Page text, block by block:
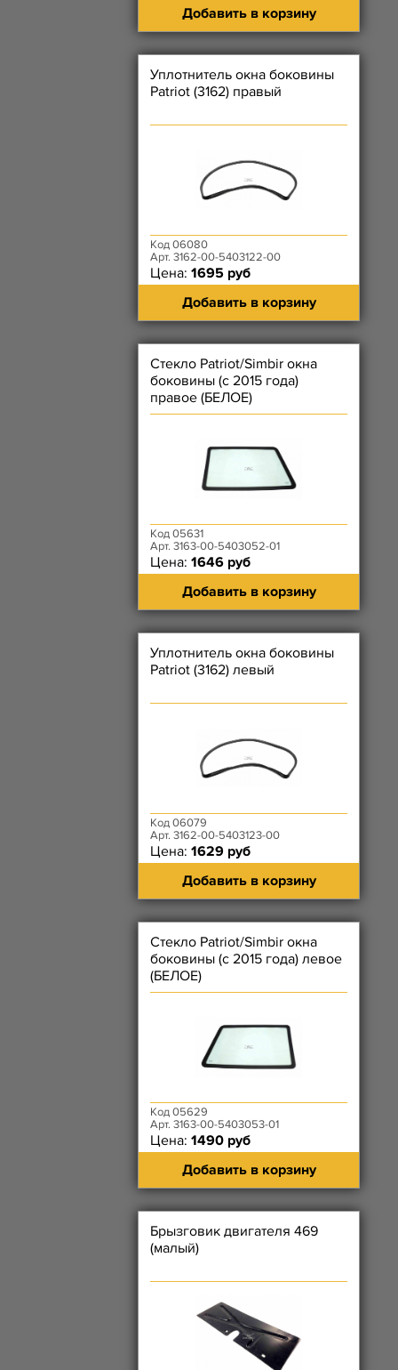
Добавить в корзину
Уплотнитель окна боковины
Patriot (3162) правый
Код 06080
Арт. 3162-00-5403122-00
Цена: 1695 руб
Добавить в корзину
Стекло Patriot/Simbir окна
боковины (с 2015 года)
правое (БЕЛОЕ)
Код 05631
Арт. 3163-00-5403052-01
Цена: 1646 руб
Добавить в корзину
Уплотнитель окна боковины
Patriot (3162) левый
Код 06079
Арт. 3162-00-5403123-00
Цена: 1629 руб
Добавить в корзину
Стекло Patriot/Simbir окна
боковины (с 2015 года) левое
(БЕЛОЕ)
Код 05629
Арт. 3163-00-5403053-01
Цена: 1490 руб
Добавить в корзину
Брызговик двигателя 469
(малый)